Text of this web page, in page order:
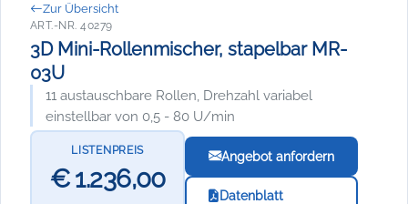
Zur Übersicht
ART.-NR. 40279
3D Mini-Rollenmischer, stapelbar MR-
03U
11 austauschbare Rollen, Drehzahl variabel
einstellbar von 0,5 - 80 U/min
LISTENPREIS
€ 1.236,00
Angebot anfordern
Datenblatt